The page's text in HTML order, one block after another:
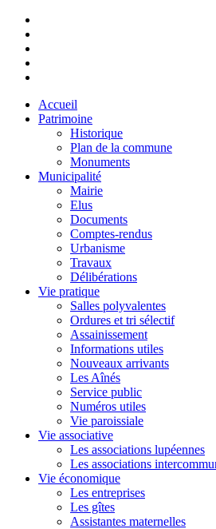
Accueil
Patrimoine
Historique
Plan de la commune
Monuments
Municipalité
Mairie
Elus
Documents
Comptes-rendus
Urbanisme
Travaux
Délibérations
Vie pratique
Salles polyvalentes
Ordures et tri sélectif
Assainissement
Informations utiles
Nouveaux arrivants
Les Aînés
Service public
Numéros utiles
Vie paroissiale
Vie associative
Les associations lupéennes
Les associations
Vie économique
Les entreprises
Les gîtes
Assistantes maternelles